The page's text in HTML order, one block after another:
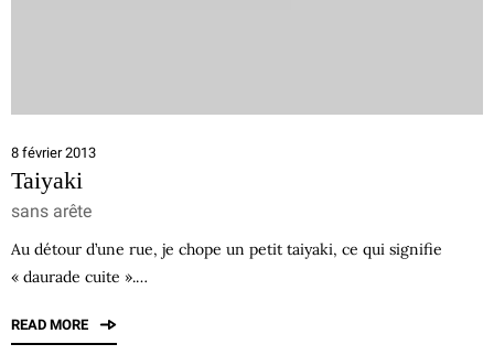
8 février 2013
Taiyaki
sans arête
Au détour d’une rue, je chope un petit taiyaki, ce qui signifie
« daurade cuite ».…
READ MORE